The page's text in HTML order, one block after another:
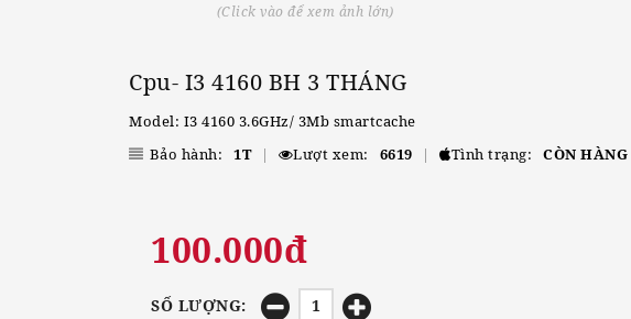
(Click vào để xem ảnh lớn)
Cpu- I3 4160 BH 3 THÁNG
Model: I3 4160 3.6GHz/ 3Mb smartcache
Bảo hành:
1T | Lượt xem: 6619 | Tình trạng: CÒN HÀNG
100.000đ
SỐ LƯỢNG: